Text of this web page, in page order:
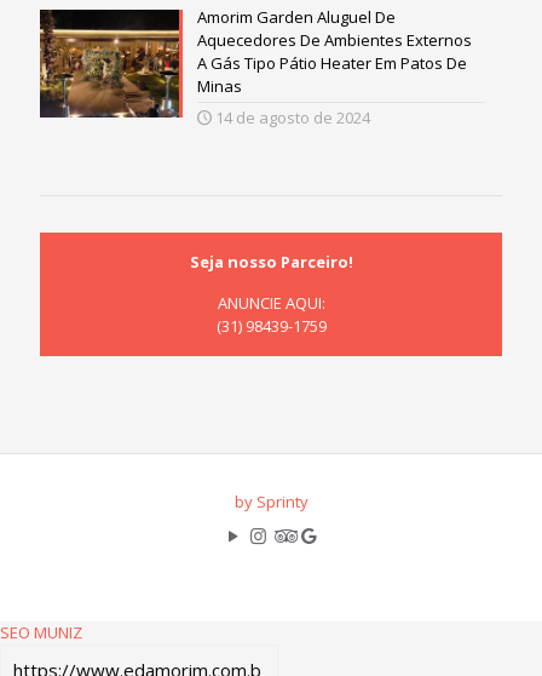
Amorim Garden Aluguel De
Aquecedores De Ambientes Externos
A Gás Tipo Pátio Heater Em Patos De
Minas
14 de agosto de 2024
Seja nosso Parceiro!
ANUNCIE AQUI:
(31) 98439-1759
by Sprinty
SEO MUNIZ